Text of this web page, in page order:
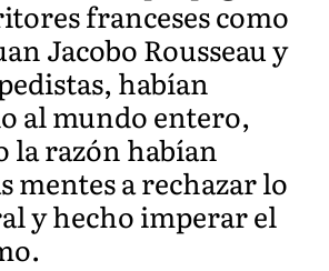
franceses como
Jacobo Rousseau y
habían
al mundo entero,
la razón habían
mentes a rechazar lo
y hecho imperar el